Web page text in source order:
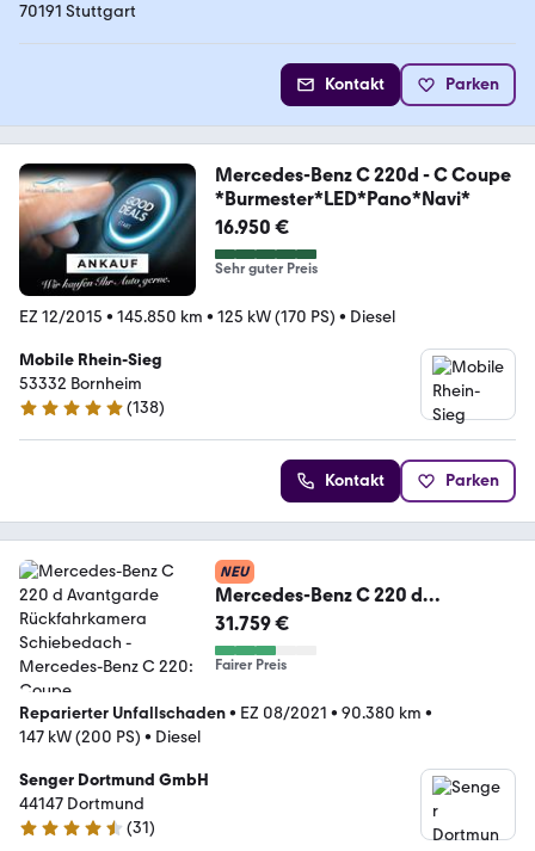
70191 Stuttgart
Kontakt Parken
Mercedes-Benz C 220d - C Coupe
*Burmester*LED*Pano*Navi*
16.950 €
Sehr guter Preis
EZ 12/2015 • 145.850 km • 125 kW (170 PS) • Diesel
Mobile Rhein-Sieg
53332 Bornheim
5 Sterne
(138)
Kontakt Parken
NEU
Mercedes-Benz C 220 d
Avantgarde Rückfahrkamera
Schiebedach
31.759 €
Fairer Preis
Reparierter Unfallschaden• EZ 08/2021 • 90.380 km •
147 kW (200 PS) • Diesel
Senger Dortmund GmbH
44147 Dortmund
4.5 Sterne
(31)